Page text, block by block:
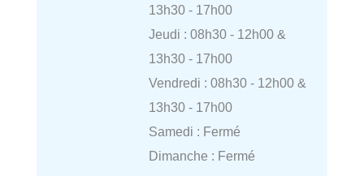
13h30 - 17h00
Jeudi : 08h30 - 12h00 &
13h30 - 17h00
Vendredi : 08h30 - 12h00 &
13h30 - 17h00
Samedi : Fermé
Dimanche : Fermé